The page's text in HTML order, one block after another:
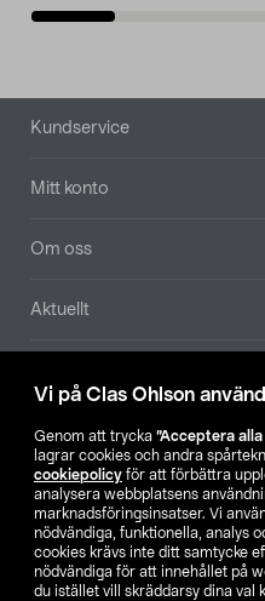
Vi på Clas Ohlson
Genom att trycka ”Acceptera alla
lagrar cookies och andra
cookiepolicy för att förbättra
analysera webbplatsens
marknadsföringsinsatser. Vi
nödvändiga, funktionella, analys
cookies krävs inte ditt samtycke
nödvändiga för att innehållet på
du istället vill skräddarsy dina val
Sidfot
Kundservice
Mitt konto
Om oss
Aktuellt
SE